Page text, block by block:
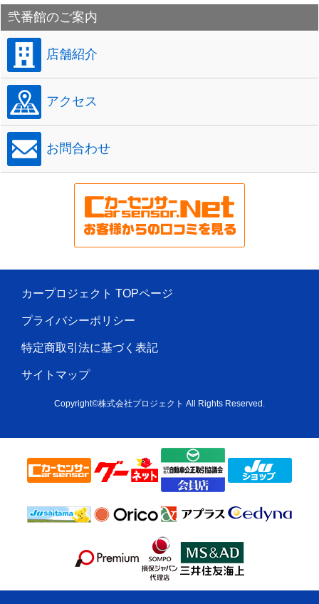
弐番館のご案内
店舗紹介
アクセス
お問合わせ
カープロジェクト TOPページ
プライバシーポリシー
特定商取引法に基づく表記
サイトマップ
Copyright©株式会社プロジェクト All Rights Reserved.